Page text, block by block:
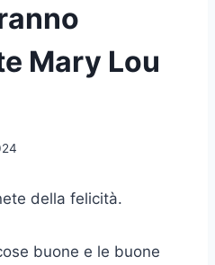
Mary Lou
della felicità.
buone e le buone